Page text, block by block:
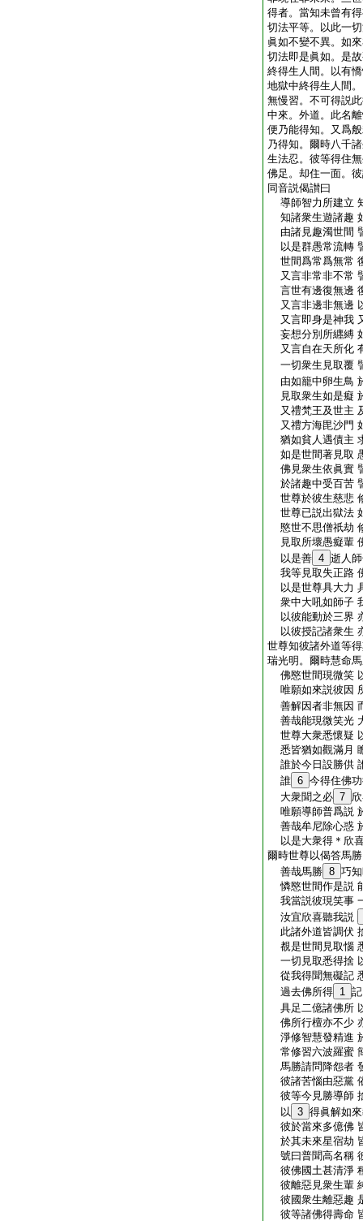
得者。當知未曾有
切法平等。以此一
眞如不變不異。如
切法即是眞如。是
終得生人間。以有
地獄中終得生人間
無慢習。不可得説
中來。外道。此名
便乃能得知。又爲
乃得知。爾時八千
生法忍。彼等得住
佛足。却住一面。
同音説偈讃曰
導師智力所建立
知諸衆生遊諸趣
由諸見趣濁世間
以是群愚常流轉
世間爲常爲無常
又言非常非不常
言世有邊復無邊
又言非邊非無邊
又言即身是神我
妄想分別所纒縛
又言自在天所化
一切衆生見取覆
由如籠中卵生鳥
見取衆生如是癡
又禮梵王及世主
又禮方海毘沙門
猶如貧人遇債主
如是世間著見取
佛見衆生依眞實
於諸趣中受百苦
世尊於彼生慈悲
世尊已説出獄法
愍世不思僧祇劫
見取所壞愚癡輩
以是善 4 逝人
我等見取失正路
以是世尊具大力
衆中大吼如師子
以彼能動於三界
以彼授記諸衆生
世尊知彼諸外道等
瑞光明。爾時慧命
佛愍世間現微笑
唯願如來説彼因
善解因者非無因
善哉能現微笑光
世尊大衆悉懷疑
悉皆猶如觀滿月
誰於今日設勝供
誰 6 今得住佛
大衆聞之必 7
唯願導師普爲説
善哉牟尼除心惑
以是大衆得＊欣
爾時世尊以偈答馬
善哉馬勝 8 巧
憐愍世間作是説
我當説彼現笑事
汝宜欣喜聽我説
此諸外道皆調伏
覩是世間見取惱
一切見取悉得捨
從我得聞無礙記
過去佛所得 1
具足二億諸佛所
佛所行檀亦不少
淨修智慧發精進
常修習六波羅蜜
馬勝請問降怨者
彼諸苦惱由惡黨
彼等今見勝導師
以 3 得眞解如
彼於當來多億佛
於其未來星宿劫
號曰普聞高名稱
彼佛國土甚清淨
彼離惡見衆生輩
彼國衆生離惡趣
彼等諸佛得壽命